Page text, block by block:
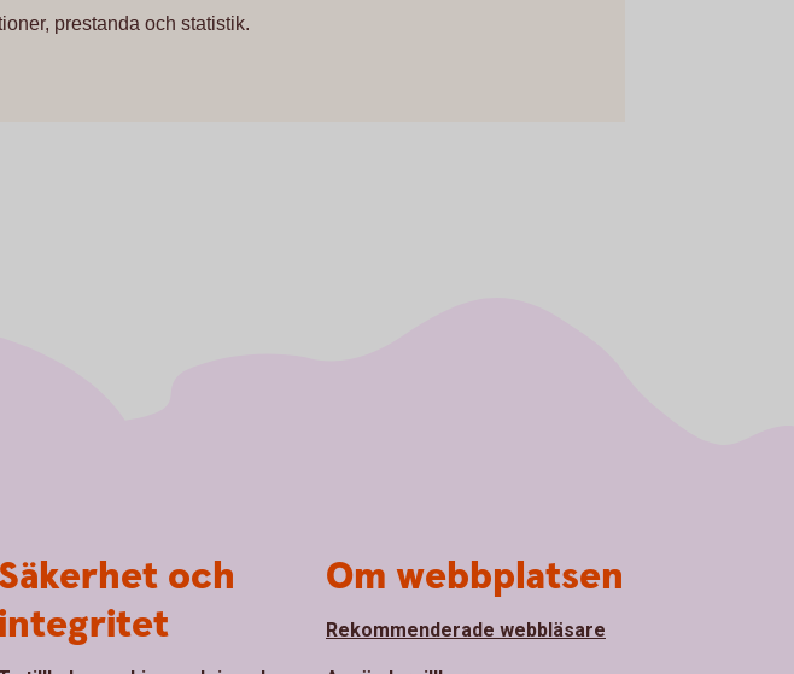
prestanda och statistik.
Säkerhet och
integritet
Om webbplatsen
Rekommenderade webbläsare